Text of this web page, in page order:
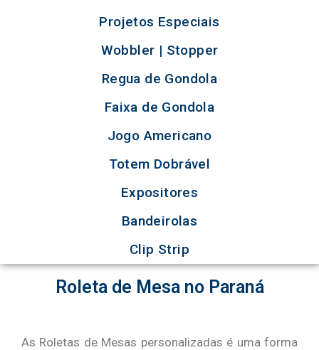
Projetos Especiais
Wobbler | Stopper
Regua de Gondola
Faixa de Gondola
Jogo Americano
Totem Dobrável
Expositores
Bandeirolas
Clip Strip
Roleta de Mesa no Paraná
As Roletas de Mesas personalizadas é uma forma